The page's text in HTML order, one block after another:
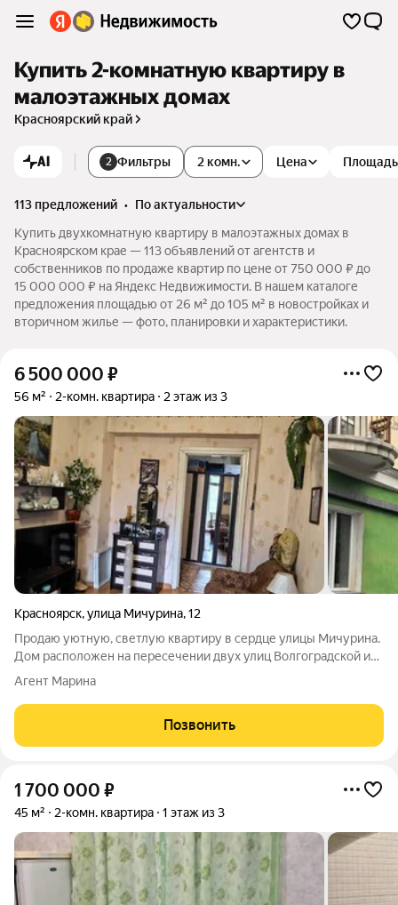
Купить 2-комнатную квартиру в
малоэтажных домах
Красноярский край
AI 2 Фильтры 2 комн. Цена Площадь
113 предложений •
по актуальности
Купить двухкомнатную квартиру в малоэтажных домах в
Красноярском крае — 113 объявлений от агентств и
собственников по продаже квартир по цене от 750 000 ₽ до
15 000 000 ₽ на Яндекс Недвижимости. В нашем каталоге
предложения площадью от 26 м² до 105 м² в новостройках и
вторичном жилье — фото, планировки и характеристики.
6 500 000 ₽
56 м² 2-комн. квартира 2 этаж из 3
Красноярск,улица Мичурина,12
Продаю уютную, светлую квартиру в сердце улицы Мичурина.
Дом расположен на пересечении двух улиц Волгоградской и
Мичурина с самой удачной транспортной доступность правого
берега. До о.Татышев можно легко дойти пешком, до левого
берега доехать за 5
Агент Марина
Позвонить
1 700 000 ₽
45 м² 2-комн. квартира 1 этаж из 3